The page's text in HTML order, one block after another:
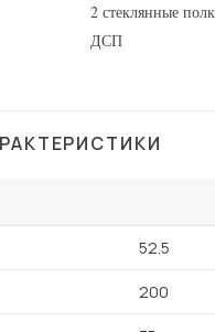
2 стеклянные
ДСП
52.5
200